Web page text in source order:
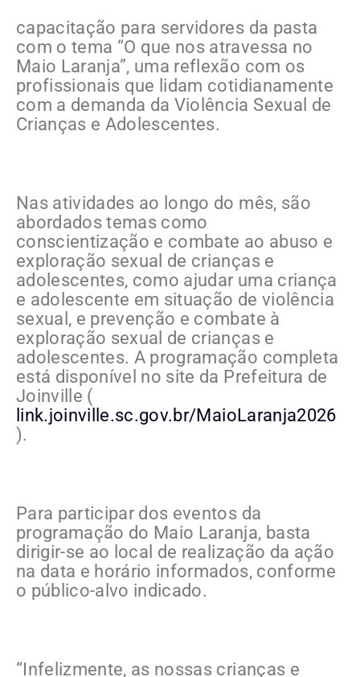
capacitação para servidores da pasta
com o tema “O que nos atravessa no
Maio Laranja”, uma reflexão com os
profissionais que lidam cotidianamente
com a demanda da Violência Sexual de
Crianças e Adolescentes.
Nas atividades ao longo do mês, são
abordados temas como
conscientização e combate ao abuso e
exploração sexual de crianças e
adolescentes, como ajudar uma criança
e adolescente em situação de violência
sexual, e prevenção e combate à
exploração sexual de crianças e
adolescentes. A programação completa
está disponível no site da Prefeitura de
Joinville (
link.joinville.sc.gov.br/MaioLaranja2026
).
Para participar dos eventos da
programação do Maio Laranja, basta
dirigir-se ao local de realização da ação
na data e horário informados, conforme
o público-alvo indicado.
“Infelizmente, as nossas crianças e